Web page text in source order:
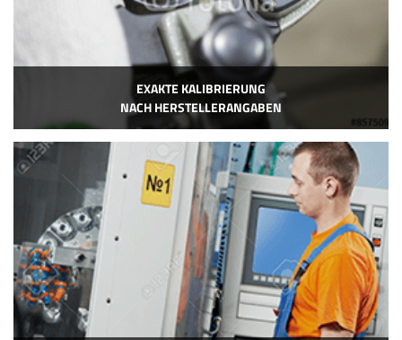
EXAKTE KALIBRIERUNG
NACH HERSTELLERANGABEN